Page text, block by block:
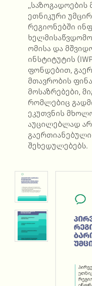
,,საზოგადოების
ეთნიკური
რეგიონებში
ომისა და
ინსტიტუტის
ფონდებით,
მთავრობის
მოსაზრებები,
რომლებიც
ეკუთვნის
აუცილებლად არ
შეხედულებებს.